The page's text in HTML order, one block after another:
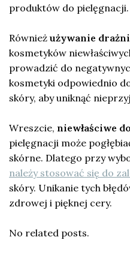
produktów do pielęgnacji.
Również używanie
kosmetyków
prowadzić do
kosmetyki odpowiednio
skóry, aby uniknąć
Wreszcie, niewłaściwe
pielęgnacji może
skórne. Dlatego przy
należy stosować się do
skóry. Unikanie tych
zdrowej i pięknej cery.
No related posts.